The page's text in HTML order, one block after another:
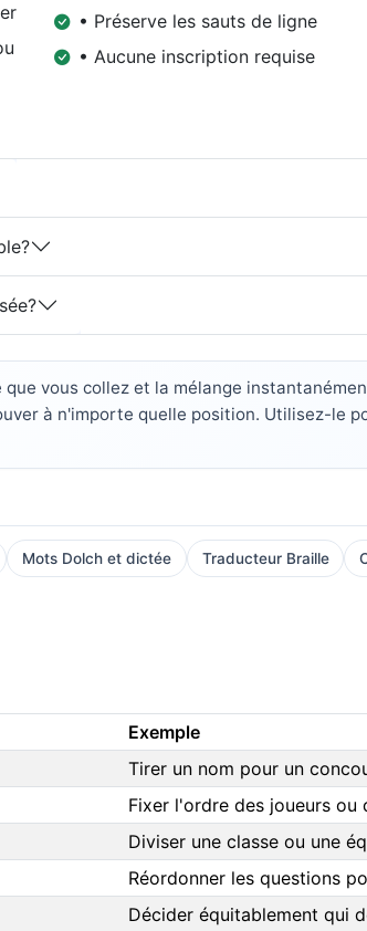
• Préserve les sauts de ligne
• Aucune inscription requise
vous collez et la mélange
à n'importe quelle position. Utilisez-le
Mots Dolch et dictée Traducteur Braille
Exemple
Tirer un nom pour un
Fixer l'ordre des joueurs ou
Diviser une classe ou une
Réordonner les questions
Décider équitablement qui